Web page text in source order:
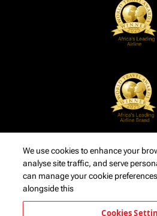
We use cookies to enhance your
analyse site traffic, and serve
can manage your cookie
alongside this
Cookies